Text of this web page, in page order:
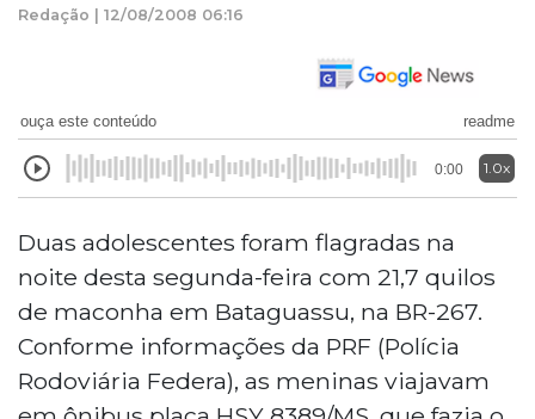
Redação | 12/08/2008 06:16
ouça este conteúdo readme
0:00 1.0x
Duas adolescentes foram flagradas na
noite desta segunda-feira com 21,7 quilos
de maconha em Bataguassu, na BR-267.
Conforme informações da PRF (Polícia
Rodoviária Federa), as meninas viajavam